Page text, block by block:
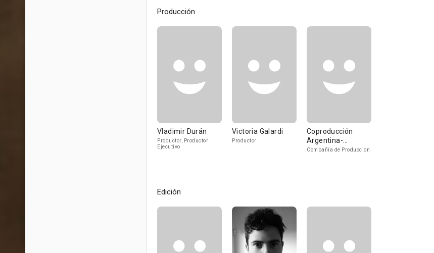
Producción
Vladimir Durán
Productor, Productor
Ejecutivo
Victoria Galardi
Productor
Coproducción
Argentina-
Colombia
Compañía de Produccion
Edición